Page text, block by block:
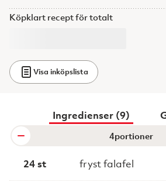
Köpklart recept för totalt
Visa inköpslista
Ingredienser (9)
portioner
24 st fryst falafel